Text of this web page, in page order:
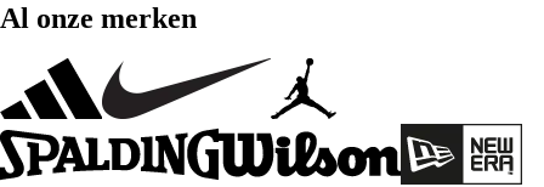
Al onze merken